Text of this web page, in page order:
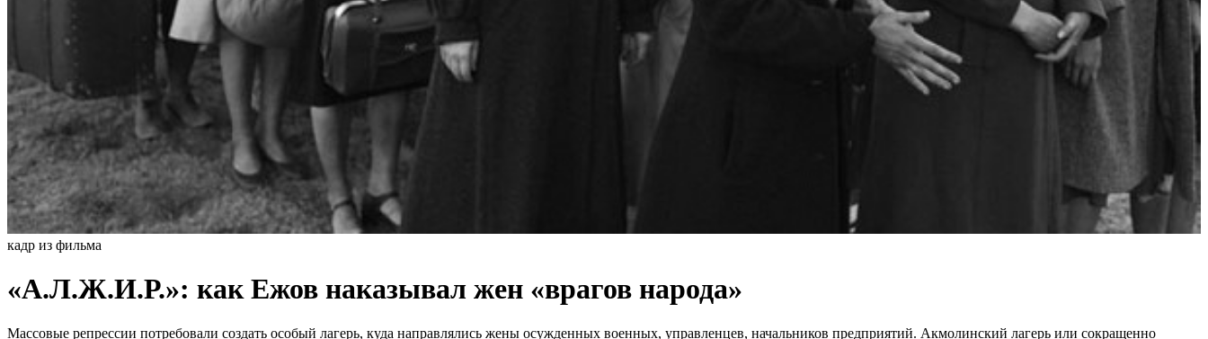
кадр из фильма
«А.Л.Ж.И.Р.»: как Ежов наказывал жен «врагов народа»
Массовые репрессии потребовали создать особый лагерь, куда направлялись жены осужденных военных, управленцев, начальников предприятий. Акмолинский лагерь или сокращенно